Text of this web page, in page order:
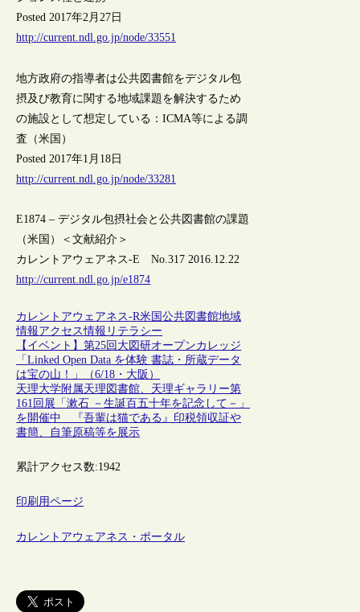
Posted 2017年2月27日
http://current.ndl.go.jp/node/33551
地方政府の指導者は公共図書館をデジタル包
摂及び教育に関する地域課題を解決するため
の施設として想定している：ICMA等による調
査（米国）
Posted 2017年1月18日
http://current.ndl.go.jp/node/33281
E1874 – デジタル包摂社会と公共図書館の課題
（米国）＜文献紹介＞
カレントアウェアネス-E No.317 2016.12.22
http://current.ndl.go.jp/e1874
カレントアウェアネス-R米国公共図書館地域
情報アクセス情報リテラシー
【イベント】第25回大図研オープンカレッジ
「Linked Open Data を体験 書誌・所蔵データ
は宝の山！」（6/18・大阪）
天理大学附属天理図書館、天理ギャラリー第
161回展「漱石 －生誕百五十年を記念して－」
を開催中 『吾輩は猫である』印税領収証や
書簡、自筆原稿等を展示
累計アクセス数:1942
印刷用ページ
カレントアウェアネス・ポータル